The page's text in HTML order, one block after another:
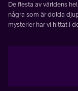
De flesta av världens
några som är dolda
mysterier har vi hittat i